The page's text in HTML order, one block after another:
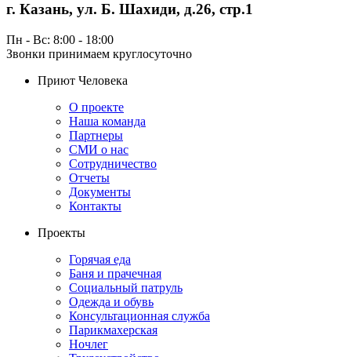
г. Казань, ул. Б. Шахиди, д.26, стр.1
Пн - Вс: 8:00 - 18:00
Звонки принимаем круглосуточно
Приют Человека
О проекте
Наша команда
Партнеры
СМИ о нас
Сотрудничество
Отчеты
Документы
Контакты
Проекты
Горячая еда
Баня и прачечная
Социальный патруль
Одежда и обувь
Консультационная служба
Парикмахерская
Ночлег